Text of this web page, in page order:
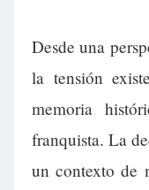
Desde una
la tensión
memoria
franquista. La
un contexto de